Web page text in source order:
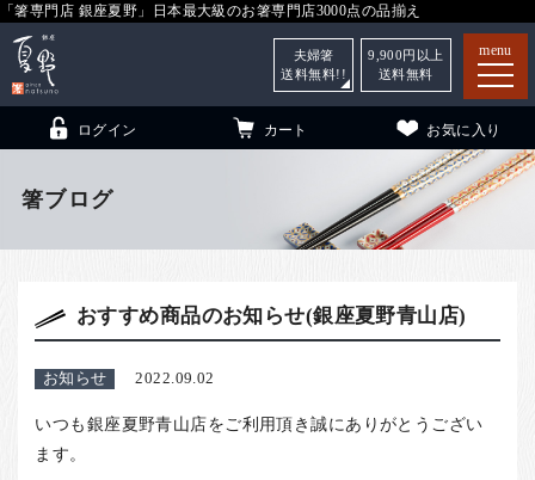
「箸専門店 銀座夏野」日本最大級のお箸専門店3000点の品揃え
menu
子供和食器 （贈答用・自宅用）
ご利用ガイド
ログイン カート お気に入り
夫婦箸
送料無料!!
9,900 円以上
送料無料
箸ブログ
おすすめ商品のお知らせ(銀座夏野青山店)
お知らせ 2022.09.02
いつも銀座夏野青山店をご利用頂き誠にありがとうござい
ます。